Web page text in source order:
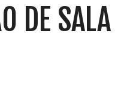
DE SALA